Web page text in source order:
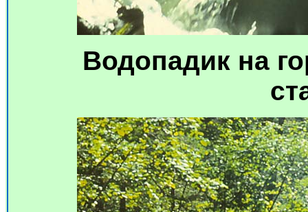
Водопадик на